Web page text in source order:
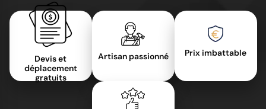
Devis et
déplacement
gratuits
Artisan passionné Prix imbattable